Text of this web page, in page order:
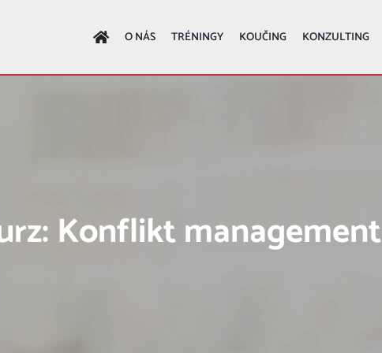
O NÁS TRÉNINGY KOUČING KONZULTING
Konflikt management